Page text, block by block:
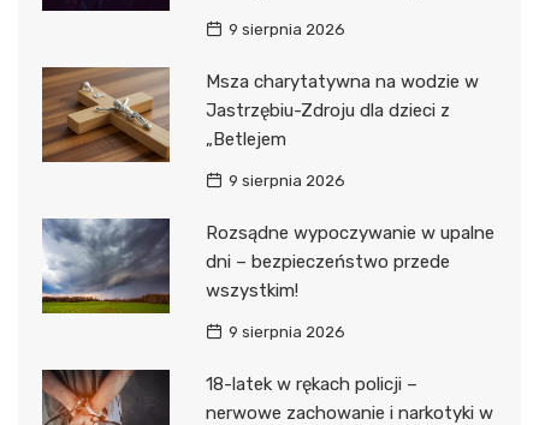
9 sierpnia 2026
Msza charytatywna na wodzie w
Jastrzębiu-Zdroju dla dzieci z
„Betlejem
9 sierpnia 2026
Rozsądne wypoczywanie w upalne
dni – bezpieczeństwo przede
wszystkim!
9 sierpnia 2026
18-latek w rękach policji –
nerwowe zachowanie i narkotyki w